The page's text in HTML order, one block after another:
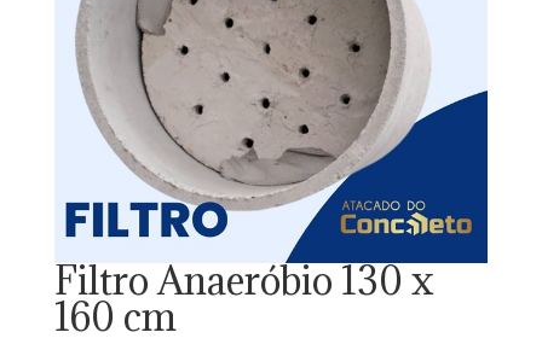
Filtro Anaeróbio 130 x
160 cm